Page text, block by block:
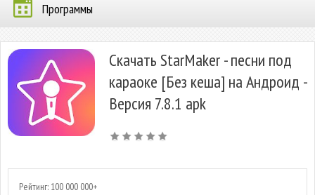
Программы
Скачать StarMaker - песни под
караоке [Без кеша] на Андроид -
Версия 7.8.1 apk
Рейтинг: 100 000 000+